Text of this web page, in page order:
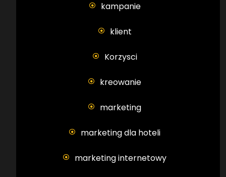
kampanie
klient
Korzysci
kreowanie
marketing
marketing dla hoteli
marketing internetowy